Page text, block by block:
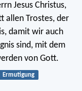
Jesus Christus,
allen Trostes, der
damit wir auch
sind, mit dem
von Gott.
Ermutigung